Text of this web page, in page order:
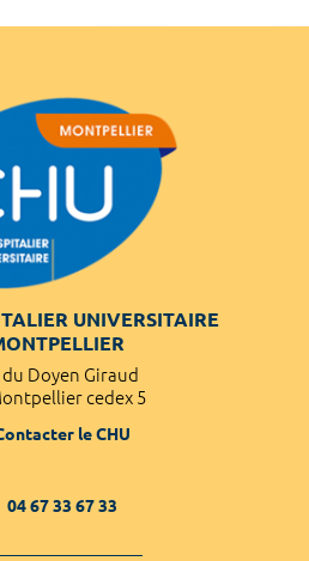
UNIVERSITAIRE
du Doyen Giraud
cedex 5
le CHU
04 67 33 67 33